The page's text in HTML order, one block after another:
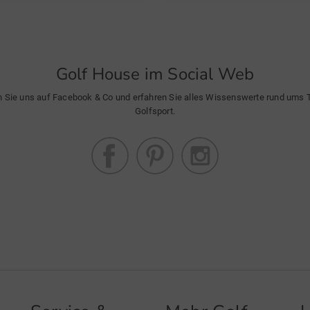
Golf House im Social Web
Sie uns auf Facebook & Co und erfahren Sie alles Wissenswerte rund ums
Golfsport.